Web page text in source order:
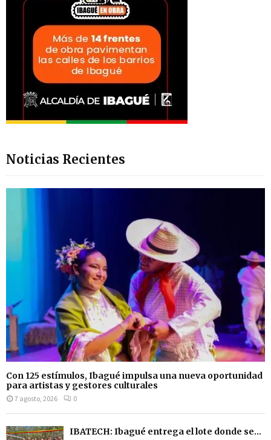
Noticias Recientes
Con 125 estímulos, Ibagué impulsa una nueva oportunidad
para artistas y gestores culturales
7 agosto, 2026 0
IBATECH: Ibagué entrega el lote donde se...